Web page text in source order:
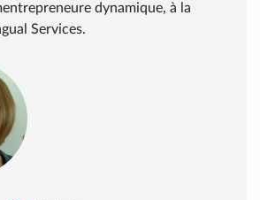
dynamique, à la
Services.